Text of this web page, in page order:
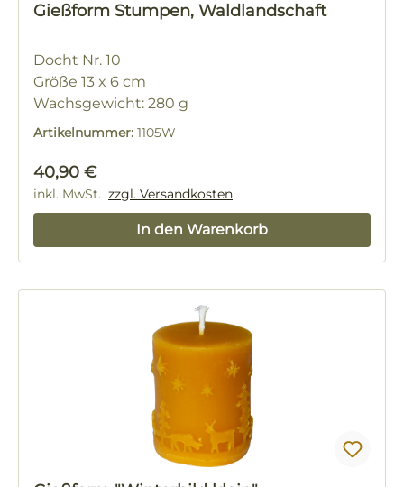
Gießform Stumpen, Waldlandschaft
Docht Nr. 10
Größe 13 x 6 cm
Wachsgewicht: 280 g
Artikelnummer: 1105W
Regulärer Preis:
40,90 €
inkl. MwSt. zzgl. Versandkosten
In den Warenkorb